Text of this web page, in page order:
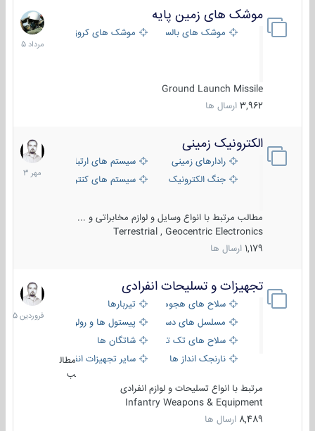
موشک های زمین پایه
موشک های بالستیک موشک های کروز
Ground Launch Missile
3,962 ارسال ها
2
مرداد
1405
الکترونیک زمینی
رادارهای زمینی
سیستم های ارتباطی و جمع آوری
جنگ الکترونیک
سیستم های کنترل آتش و تجهیزات
مطالب مرتبط با انواع وسایل و لوازم مخابراتی و ...
Terrestrial , Geocentric Electronics
1,179 ارسال ها
1
مهر
1403
تجهیزات و تسلیحات انفرادی
سلاح های هجومی
تیربارها
مسلسل های دستی
پیستول ها و رولورها
سلاح های تک تیر اندازیشاتگان ها
نارنجک انداز ها
سایر تجهیزات انفرادی
مطال
ب
مرتبط با انواع تسلیحات و لوازم انفرادی
Infantry Weapons & Equipment
8,489 ارسال ها
17
فروردین
1405